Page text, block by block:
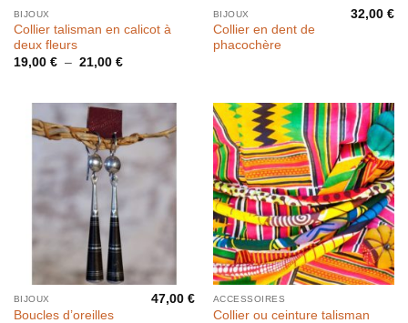
BIJOUX
Collier talisman en calicot à
deux fleurs
19,00 € – 21,00 €Plage
à
BIJOUX
Collier en dent de
phacochère
32,00€
BIJOUX
Boucles d’oreilles
47,00€ ACCESSOIRES
Collier ou ceinture talisman